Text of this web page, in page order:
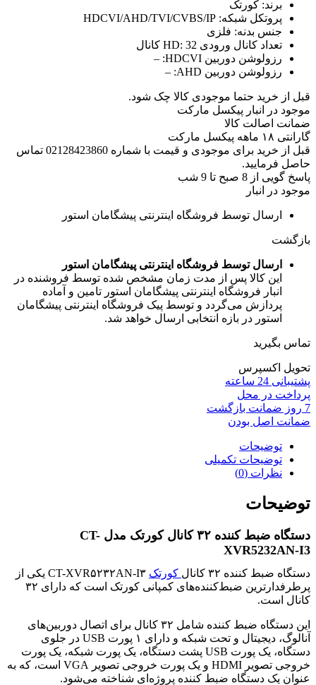
برند: کورتک
پروتکل شبکه: HDCVI/AHD/TVI/CVBS/IP
جنس بدنه: فلزی
تعداد کانال ورودی HD: 32 کانال
رزولوشن دوربین HDCVI:
–
رزولوشن دوربین AHD:
–
قبل از خرید حتما موجودی کالا چک شود.
موجود در انبار پیکسل مارکت
ضمانت اصالت کالا
گارانتی ۱۸ ماهه پیکسل مارکت
قبل از خرید برای موجودی و قیمت با شماره 02128423860 تماس
حاصل فرمایید.
پاسخ گویی از 8 صبح تا 9 شب
موجود در انبار
ارسال توسط فروشگاه اینترنتی پیشگامان استور
بازگشت
ارسال توسط فروشگاه اینترنتی پیشگامان استور
این کالا پس از مدت زمان مشخص شده توسط فروشنده در
انبار فروشگاه اینترنتی پیشگامان استور تامین و آماده
پردازش می‌گردد و توسط پیک فروشگاه اینترنتی پیشگامان
استور در بازه انتخابی ارسال خواهد شد.
تماس بگیرید
تحویل اکسپرس
پشتیبانی 24 ساعته
پرداخت در محل
7 روز ضمانت بازگشت
ضمانت اصل بودن
توضیحات
توضیحات تکمیلی
نظرات (0)
توضیحات
دستگاه ضبط کننده ۳۲ کانال کورتک مدل CT-
XVR5232AN-I3
دستگاه ضبط کننده ۳۲ کانال کورتک
CT-XVR۵۲۳۲AN-I۳ یکی از
پرطرفدارترین ضبط‌کننده‌های کمپانی کورتک است که دارای ۳۲
کانال است.
این دستگاه ضبط کننده شامل ۳۲ کانال برای اتصال دوربین‌های
آنالوگ، دیجیتال و تحت شبکه و دارای ۱ پورت USB در جلوی
دستگاه، یک پورت USB پشت دستگاه، یک پورت شبکه، یک پورت
خروجی تصویر HDMI و یک پورت خروجی تصویر VGA است، که به
عنوان یک دستگاه ضبط کننده پروژه‌ای شناخته می‌شود.